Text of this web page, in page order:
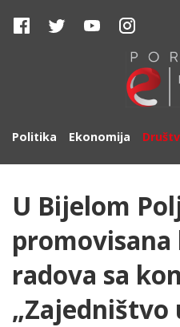
Politika Ekonomija
U Bijelom
radova sa